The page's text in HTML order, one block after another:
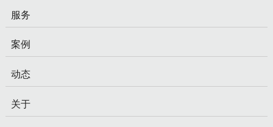
服务
案例
动态
关于